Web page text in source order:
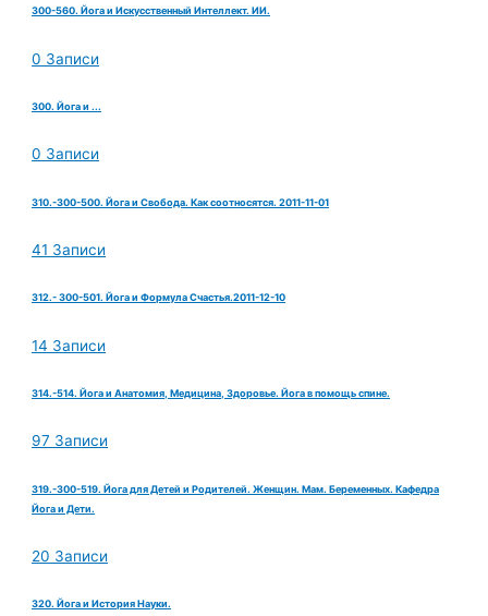
300-560. Йога и Искусственный Интеллект. ИИ.
0 Записи
300. Йога и ...
0 Записи
310.-300-500. Йога и Свобода. Как соотносятся. 2011-11-01
41 Записи
312.- 300-501. Йога и Формула Счастья.2011-12-10
14 Записи
314.-514. Йога и Анатомия, Медицина, Здоровье. Йога в помощь спине.
97 Записи
319.-300-519. Йога для Детей и Родителей. Женщин. Мам. Беременных. Кафедра
Йога и Дети.
20 Записи
320. Йога и История Науки.